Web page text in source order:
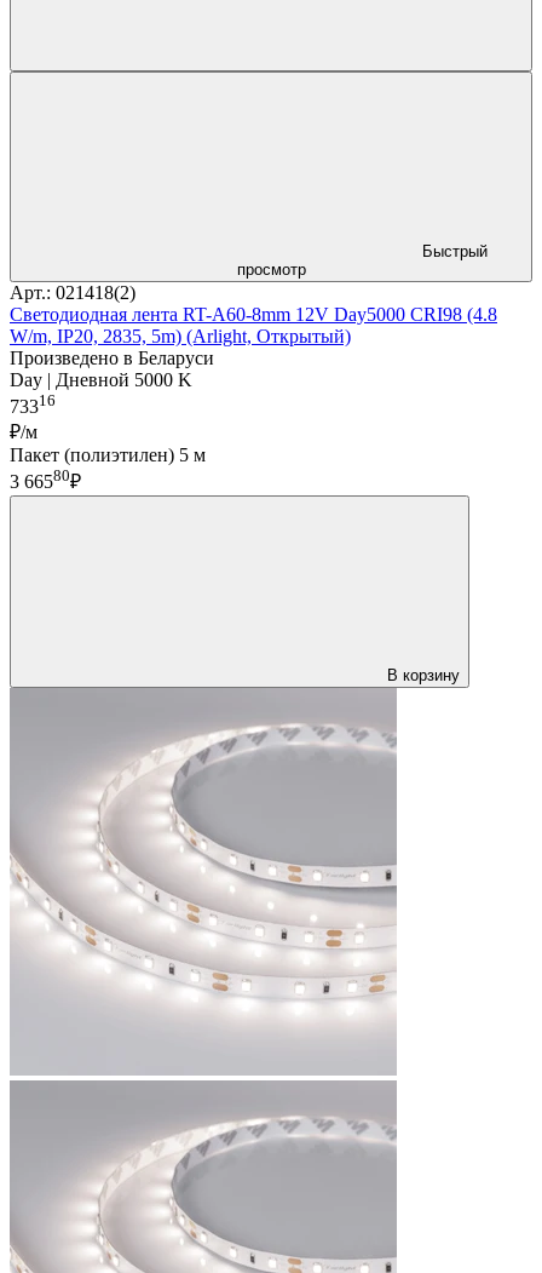
Быстрый
просмотр
Арт.: 021418(2)
Светодиодная лента RT-A60-8mm 12V Day5000 CRI98 (4.8
W/m, IP20, 2835, 5m) (Arlight, Открытый)
Произведено в Беларуси
Day | Дневной 5000 K
73316
₽/м
Пакет (полиэтилен) 5 м
3 66580₽
В корзину